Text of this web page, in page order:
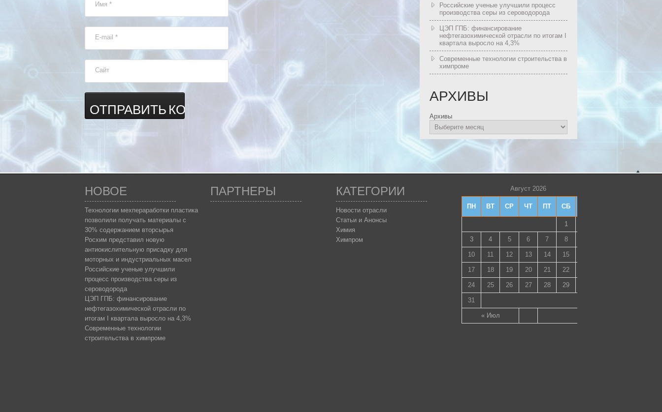
Имя *
E-mail *
Сайт
Российские ученые улучшили процесс
производства серы из сероводорода
ЦЭП ГПБ: финансирование
нефтегазохимической отрасли по итогам I
квартала выросло на 4,3%
Современные технологии строительства в
химпроме
АРХИВЫ
Архивы
НОВОЕ
Технологии мехпераработки пластика
позволили получать материалы с
30% содержанием вторсырья
Росхим представил новую
антиокислительную присадку для
моторных и индустриальных масел
Российские ученые улучшили
процесс производства серы из
сероводорода
ЦЭП ГПБ: финансирование
нефтегазохимической отрасли по
итогам I квартала выросло на 4,3%
Современные технологии
строительства в химпроме
ПАРТНЕРЫ КАТЕГОРИИ
Новости отрасли
Статьи и Анонсы
Химия
Химпром
Август 2026
ПН ВТ СР ЧТ ПТ СБ
« Июл
1
3 4 5 6 7 8
10 11 12 13 14 15
17 18 19 20 21 22
24 25 26 27 28 29
31